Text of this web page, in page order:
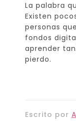
La palabra
Existen
personas
fondos
aprender
pierdo.
Escrito por